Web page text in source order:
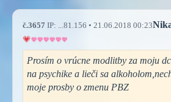
č.3657 IP: ...81.156 • 21.06.2018 00:23
Prosím o vrúcne modlitby za moju
na psychike a lieči sa
moje prosby o zmenu PBZ